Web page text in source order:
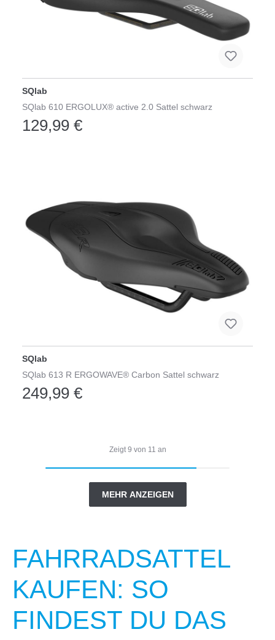
SQlab
SQlab 610 ERGOLUX® active 2.0 Sattel schwarz
129,99 €
SQlab
SQlab 613 R ERGOWAVE® Carbon Sattel schwarz
249,99 €
Zeigt9 von 11 an
MEHR ANZEIGEN
FAHRRADSATTEL
KAUFEN: SO
FINDEST DU DAS